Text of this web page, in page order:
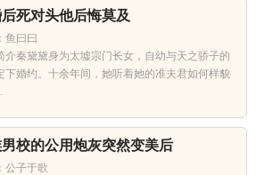
死对头他后悔莫及
鱼曰曰
介秦黛黛身为太墟宗门长女，自幼与天之骄子的
下婚约。十余年间，她听着她的准夫君如何样貌
校的公用炮灰突然变美后
公子于歌